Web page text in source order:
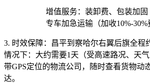
增值服务：装卸费、包装加固
专车加急运输（加收10%-30%
3. 时效保障： 昌平到察哈尔右翼后旗全程
情况下：大约需要1天（受高速路况、天
带GPS定位的物流公司，随时查看货物动
达。